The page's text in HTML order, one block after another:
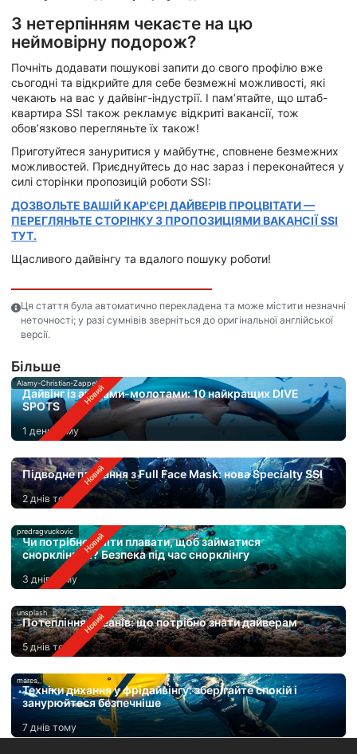
З нетерпінням чекаєте на цю
неймовірну подорож?
Почніть додавати пошукові запити до свого профілю вже
сьогодні та відкрийте для себе безмежні можливості, які
чекають на вас у дайвінг-індустрії. І пам’ятайте, що штаб-
квартира SSI також рекламує відкриті вакансії, тож
обов’язково перегляньте їх також!
Приготуйтеся зануритися у майбутнє, сповнене безмежних
можливостей. Приєднуйтесь до нас зараз і переконайтеся у
силі сторінки пропозицій роботи SSI:
ДОЗВОЛЬТЕ ВАШІЙ КАР'ЄРІ ДАЙВЕРІВ ПРОЦВІТАТИ —
ПЕРЕГЛЯНЬТЕ СТОРІНКУ З ПРОПОЗИЦІЯМИ ВАКАНСІЇ SSI
ТУТ.
Щасливого дайвінгу та вдалого пошуку роботи!
Ця стаття була автоматично перекладена та може містити незначні
неточності; у разі сумнівів зверніться до оригінальної англійської
версії.
Бiльше
Alamy-Christian-Zappel
Дайвінг із акулами-молотами: 10 найкращих DIVE
SPOTS
1 день тому
Підводне плавання з Full Face Mask: нова Specialty SSI
2 днів тому
predragvuckovic
Чи потрібно вміти плавати, щоб займатися
снорклінгом? Безпека під час снорклінгу
3 днів тому
unsplash
Потепління океанів: що потрібно знати дайверам
5 днів тому
mares
Техніки дихання у фрідайвінгу: зберігайте спокій і
занурюйтеся безпечніше
7 днів тому